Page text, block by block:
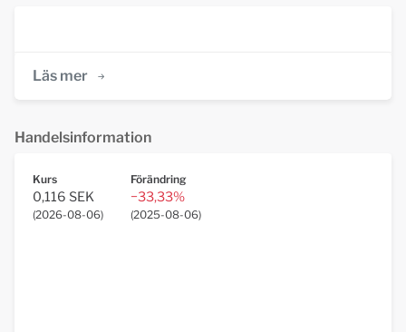
Läs mer
Handelsinformation
Kurs
0,116 SEK
(2026-08-06)
Förändring
−33,33%
(2025-08-06)